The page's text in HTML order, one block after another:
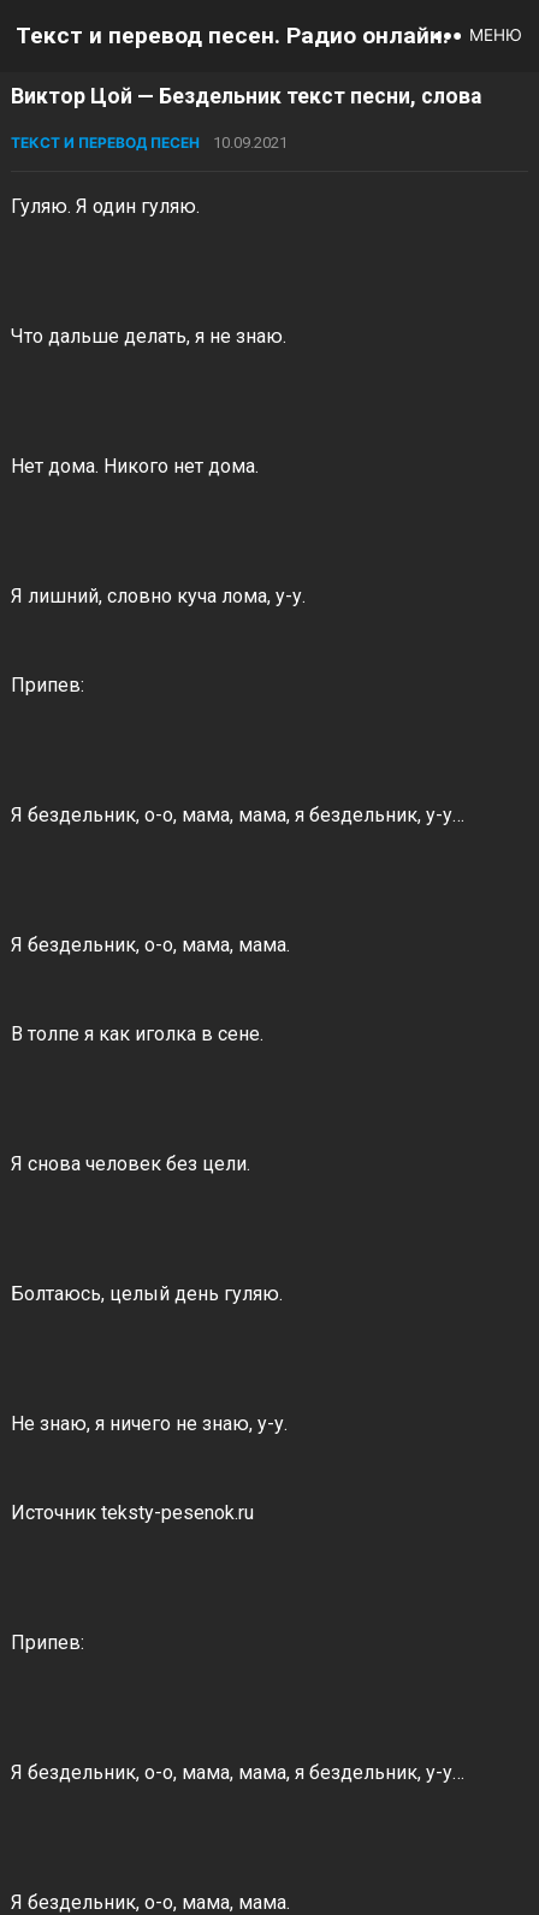
Текст и перевод песен. Радио онлайн. МЕНЮ
Виктор Цой — Бездельник текст песни, слова
ТЕКСТ И ПЕРЕВОД ПЕСЕН 10.09.2021
Гуляю. Я один гуляю.
Что дальше делать, я не знаю.
Нет дома. Никого нет дома.
Я лишний, словно куча лома, у-у.
Припев:
Я бездельник, о-о, мама, мама, я бездельник, у-у…
Я бездельник, о-о, мама, мама.
В толпе я как иголка в сене.
Я снова человек без цели.
Болтаюсь, целый день гуляю.
Не знаю, я ничего не знаю, у-у.
Источник teksty-pesenok.ru
Припев:
Я бездельник, о-о, мама, мама, я бездельник, у-у…
Я бездельник, о-о, мама, мама.